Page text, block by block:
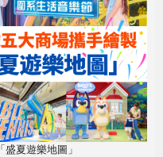
夏遊樂地圖」